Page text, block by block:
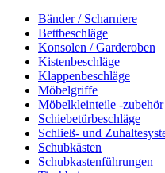
Bänder / Scharniere
Bettbeschläge
Konsolen / Garderoben
Kistenbeschläge
Klappenbeschläge
Möbelgriffe
Möbelkleinteile -zubehör
Schiebetürbeschläge
Schließ- und
Schubkästen
Schubkastenführungen